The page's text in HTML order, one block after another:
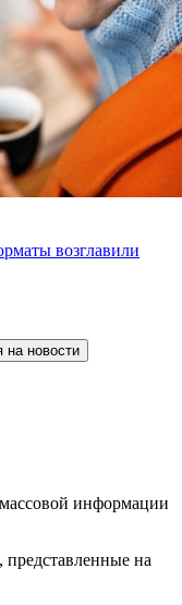
возглавили
на новости
массовой информации
на